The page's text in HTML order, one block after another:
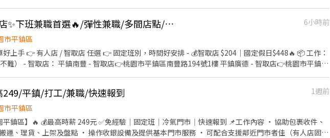
園 #八德 #日領全薪 #高額週領一萬 #轉他人帳戶 #現金 ⚡️⚡️⚡️名額有限 截圖✚ ʟɪɴᴇ 報名 ⚡️⚡️⚡️ 安心求職請
： https://lin.ee/JefzYJo
【👉平鎮】✨智取店✨下班兼職首選🔥/彈性兼職/多間店點/蝦蝦蝦店商💰💰
6小時前
市平鎮區
上手 👉 有人店 / 智取店 任選 👉 固定班別，時間好安排 - 💰智取店 $204｜國定假日$448🔥 📦 工作：
難） - 智取店： 平鎮南豐 - 智取店👉桃園市平鎮區南豐路194號1樓 平鎮廣德 - 智取店👉桃園市平鎮區
⸻ 加入賴立即詢問 https://lin.ee/Tmccugo 📞:0968281855 ⚡名額有限，想做快卡位！
249/平鎮/打工/兼職/快速報到
1週前
市平鎮區
鎮區】🔥 💰最高時薪 249元 ✅免經驗｜固定班｜冷氣門市｜快速報到 📌工作內容 • 協助包裹收件、
運、理貨、上架及盤點 • 操作收銀設備及提供基本門市服務 • 可配合支援鄰近門市者佳（有人店固定